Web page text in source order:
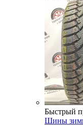
Быстрый
Шины